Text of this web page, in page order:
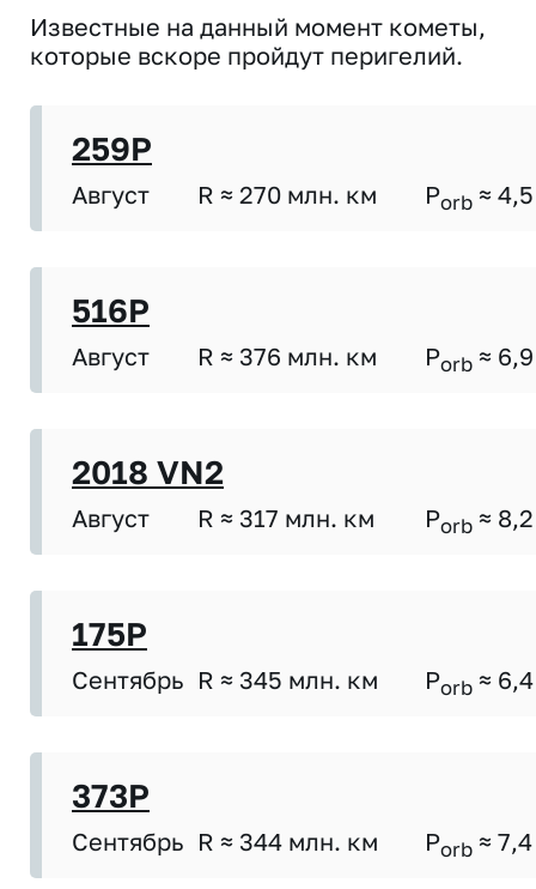
Известные на данный момент кометы,
которые вскоре пройдут перигелий.
259P
Август R ≈ 270 млн. км Porb ≈ 4,5
516P
Август R ≈ 376 млн. км Porb ≈ 6,9
2018 VN2
Август R ≈ 317 млн. км Porb ≈ 8,2
175P
Сентябрь R ≈ 345 млн. км Porb ≈ 6,4
373P
Сентябрь R ≈ 344 млн. км Porb ≈ 7,4